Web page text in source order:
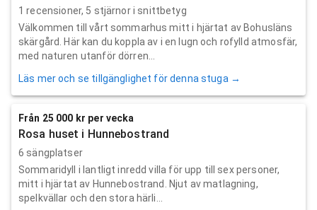
1 recensioner, 5 stjärnor i snittbetyg
Välkommen till vårt sommarhus mitt i hjärtat av Bohusläns
skärgård. Här kan du koppla av i en lugn och rofylld atmosfär,
med naturen utanför dörren...
Läs mer och se tillgänglighet för denna stuga →
Från 25 000 kr per vecka
Rosa huset i Hunnebostrand
6 sängplatser
Sommaridyll i lantligt inredd villa för upp till sex personer,
mitt i hjärtat av Hunnebostrand. Njut av matlagning,
spelkvällar och den stora härli...